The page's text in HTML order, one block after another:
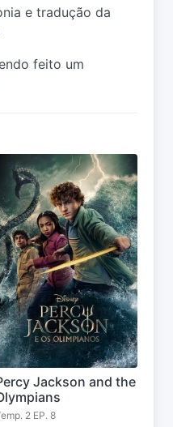
e tradução da
feito um
Jackson and the
2 EP. 8